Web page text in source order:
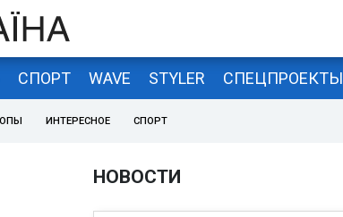
СПОРТ WAVE STYLER СПЕЦПРОЕКТЫ
ИНТЕРЕСНОЕ СПОРТ
НОВОСТИ